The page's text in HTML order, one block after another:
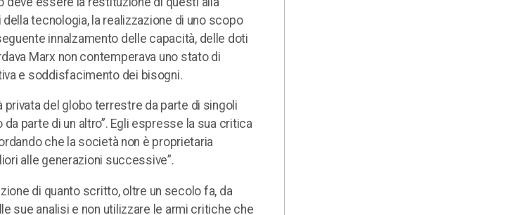
tecnologia, la realizzazione di uno scopo
innalzamento delle capacità, delle doti
Marx non contemperava uno stato di
e soddisfacimento dei bisogni.
privata del globo terrestre da parte di singoli
parte di un altro”. Egli espresse la sua critica
che la società non è proprietaria
alle generazioni successive”.
di quanto scritto, oltre un secolo fa, da
sue analisi e non utilizzare le armi critiche che